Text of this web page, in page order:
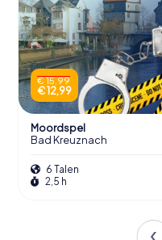
€ 15,99
€ 12,99
Moordspel
Bad Kreuznach
6 Talen
2,5 h